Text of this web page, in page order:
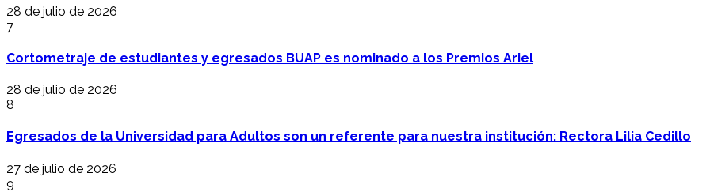
28 de julio de 2026
7
Cortometraje de estudiantes y egresados BUAP es nominado a los Premios Ariel
28 de julio de 2026
8
Egresados de la Universidad para Adultos son un referente para nuestra institución: Rectora Lilia Cedillo
27 de julio de 2026
9